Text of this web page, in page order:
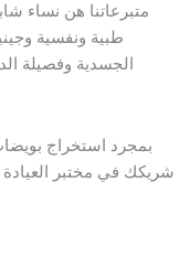
متبرعاتنا هن نساء
طبية ونفسية
الجسدية وفصيلة
بمجرد استخراج
شريكك في مختبر